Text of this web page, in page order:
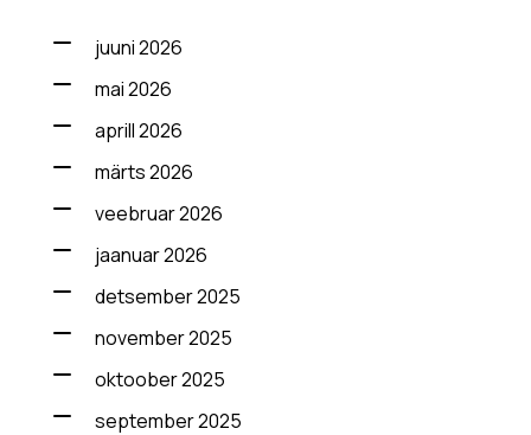
juuni 2026
mai 2026
aprill 2026
märts 2026
veebruar 2026
jaanuar 2026
detsember 2025
november 2025
oktoober 2025
september 2025